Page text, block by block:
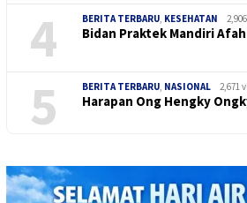
4 BERITA TERBARU, KESEHATAN
Bidan Praktek Mandiri
5 BERITA TERBARU, NASIONAL 2,671
Harapan Ong Hengky